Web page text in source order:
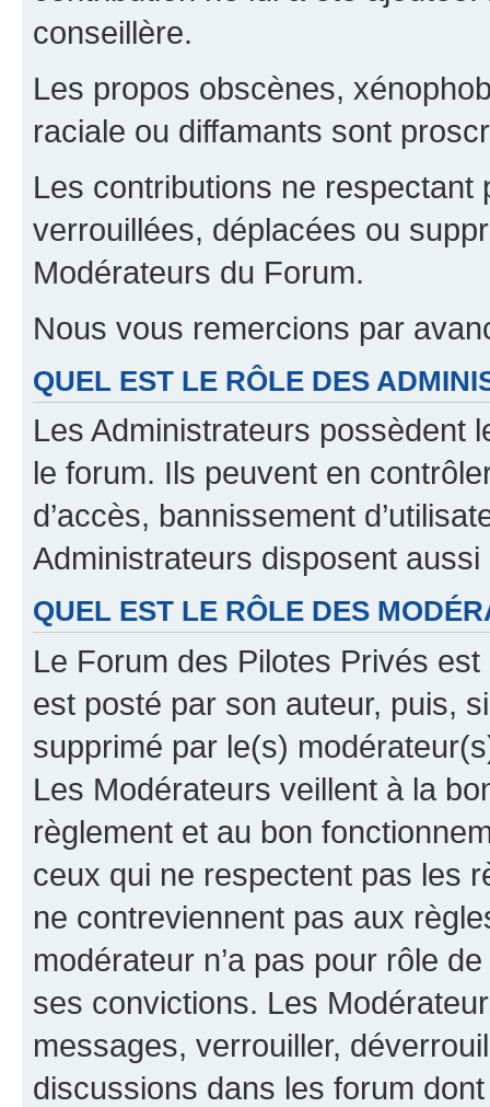
conseillère.
Les propos obscènes,
raciale ou diffamants sont
Les contributions ne
verrouillées, déplacées ou
Modérateurs du Forum.
Nous vous remercions par
QUEL EST LE RÔLE DES
Les Administrateurs possèdent
le forum. Ils peuvent en
d’accès, bannissement
Administrateurs disposent
QUEL EST LE RÔLE DES
Le Forum des Pilotes Privés
est posté par son auteur, puis,
supprimé par le(s)
Les Modérateurs veillent à la
règlement et au bon
ceux qui ne respectent pas les
ne contreviennent pas aux
modérateur n’a pas pour rôle
ses convictions. Les
messages, verrouiller,
discussions dans les forum